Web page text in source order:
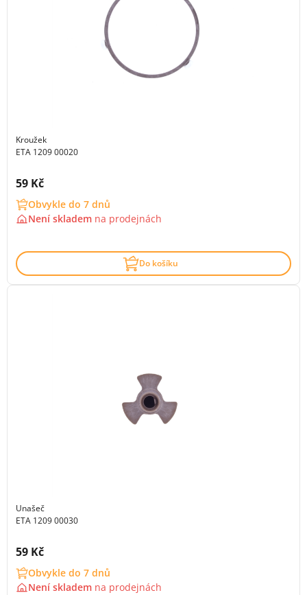
Kroužek
ETA 1209 00020
Cena s DPH:
59 Kč
Obvykle do 7 dnů
Není skladem na prodejnách
Do košíku
Unašeč
ETA 1209 00030
Cena s DPH:
59 Kč
Obvykle do 7 dnů
Není skladem na prodejnách